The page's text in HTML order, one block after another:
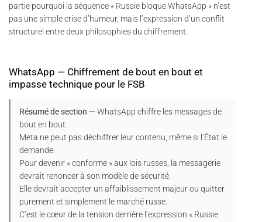
partie pourquoi la séquence « Russie bloque WhatsApp » n’est
pas une simple crise d’humeur, mais l’expression d’un conflit
structurel entre deux philosophies du chiffrement.
WhatsApp — Chiffrement de bout en bout et
impasse technique pour le FSB
Résumé de section — WhatsApp chiffre les messages de
bout en bout.
Meta ne peut pas déchiffrer leur contenu, même si l’État le
demande.
Pour devenir « conforme » aux lois russes, la messagerie
devrait renoncer à son modèle de sécurité.
Elle devrait accepter un affaiblissement majeur ou quitter
purement et simplement le marché russe.
C’est le cœur de la tension derrière l’expression « Russie